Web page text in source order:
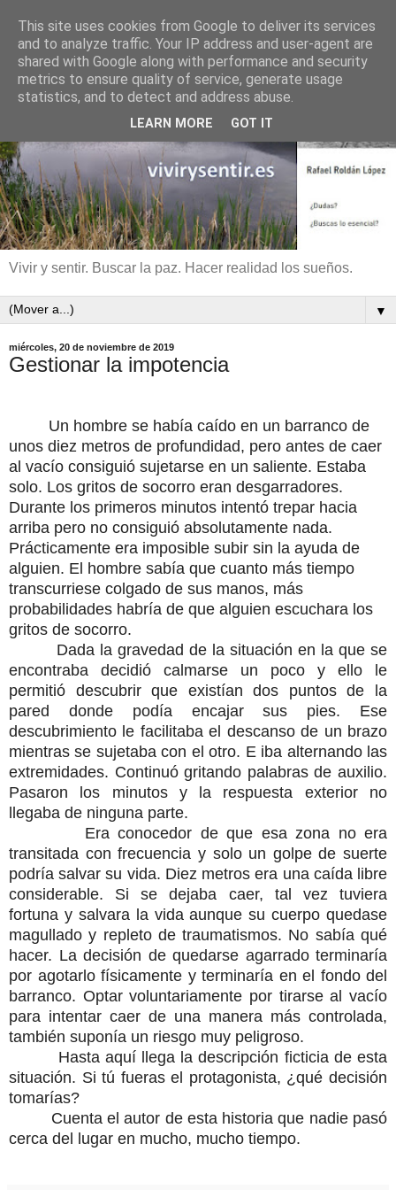
Vivir y sentir. Buscar la paz. Hacer realidad los sueños.
▼
miércoles, 20 de noviembre de 2019
Gestionar la impotencia
Un hombre se había caído en un barranco de
unos diez metros de profundidad, pero antes de caer
al vacío consiguió sujetarse en un saliente. Estaba
solo. Los gritos de socorro eran desgarradores.
Durante los primeros minutos intentó trepar hacia
arriba pero no consiguió absolutamente nada.
Prácticamente era imposible subir sin la ayuda de
alguien. El hombre sabía que cuanto más tiempo
transcurriese colgado de sus manos, más
probabilidades habría de que alguien escuchara los
gritos de socorro.
Dada la gravedad de la situación en la que se
encontraba decidió calmarse un poco y ello le
permitió descubrir que existían dos puntos de la
pared donde podía encajar sus pies. Ese
descubrimiento le facilitaba el descanso de un brazo
mientras se sujetaba con el otro. E iba alternando las
extremidades. Continuó gritando palabras de auxilio.
Pasaron los minutos y la respuesta exterior no
llegaba de ninguna parte.
Era conocedor de que esa zona no era
transitada con frecuencia y solo un golpe de suerte
podría salvar su vida. Diez metros era una caída libre
considerable. Si se dejaba caer, tal vez tuviera
fortuna y salvara la vida aunque su cuerpo quedase
magullado y repleto de traumatismos. No sabía qué
hacer. La decisión de quedarse agarrado terminaría
por agotarlo físicamente y terminaría en el fondo del
barranco. Optar voluntariamente por tirarse al vacío
para intentar caer de una manera más controlada,
también suponía un riesgo muy peligroso.
Hasta aquí llega la descripción ficticia de esta
situación. Si tú fueras el protagonista, ¿qué decisión
tomarías?
Cuenta el autor de esta historia que nadie pasó
cerca del lugar en mucho, mucho tiempo.
This site uses cookies from Google to deliver its services
and to analyze traffic. Your IP address and user-agent are
shared with Google along with performance and security
metrics to ensure quality of service, generate usage
statistics, and to detect and address abuse.
LEARN MORE GOT IT